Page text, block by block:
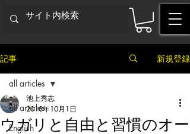
記事 新規登録
all articles
English
all articles
ウガリと自由と習慣のオー
池上秀志
2018年10月1日